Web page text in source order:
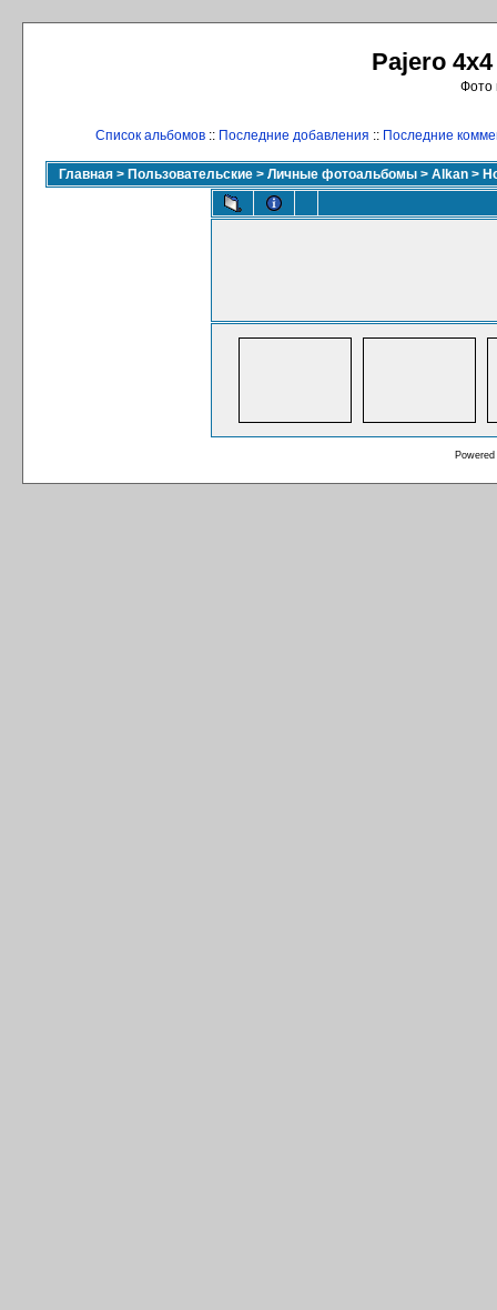
Pajero
Фото
Список альбомов :: Последние добавления :: Последние
Главная > Пользовательские > Личные фотоальбомы > Alkan >